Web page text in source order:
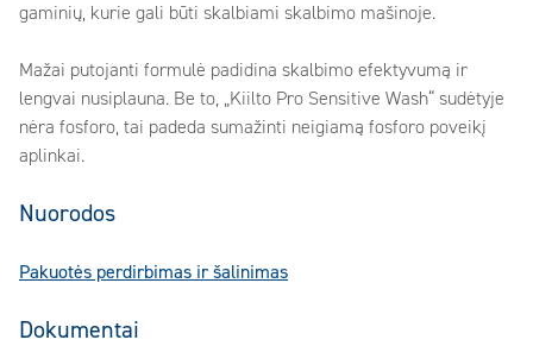
gaminių, kurie gali būti skalbiami skalbimo mašinoje.
Mažai putojanti formulė padidina skalbimo efektyvumą ir
lengvai nusiplauna. Be to, „Kiilto Pro Sensitive Wash“ sudėtyje
nėra fosforo, tai padeda sumažinti neigiamą fosforo poveikį
aplinkai.
Nuorodos
Pakuotės perdirbimas ir šalinimas
Dokumentai